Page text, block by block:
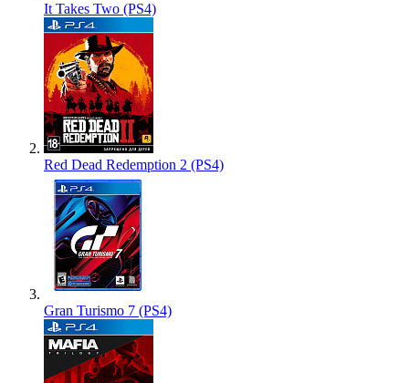
It Takes Two (PS4)
Red Dead Redemption 2 (PS4)
Gran Turismo 7 (PS4)